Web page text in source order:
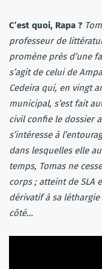
C’est quoi, Rapa ?
professeur de
promène près d’une
s’agit de celui de
Cedeira qui, en vingt
municipal, s’est fait
civil confie le dossier
s’intéresse à
dans lesquelles elle
temps, Tomas ne
corps ; atteint de SLA
dérivatif à sa
côté…